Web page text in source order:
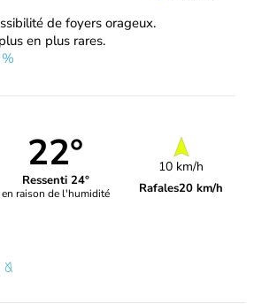
de foyers orageux.
en plus rares.
22°
Ressenti 24°
en raison de l'humidité
10 km/h
Rafales20 km/h